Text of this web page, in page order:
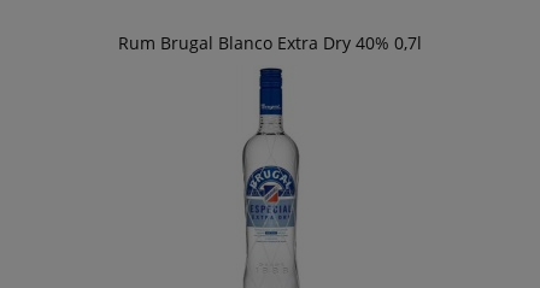
Rum Brugal Blanco Extra Dry 40% 0,7l